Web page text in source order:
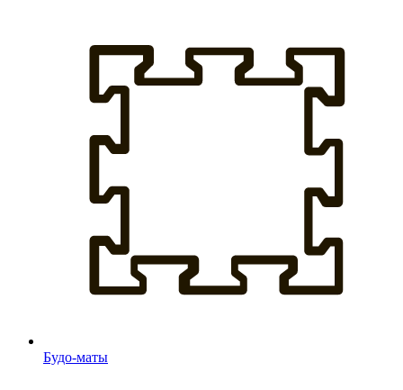
Будо-маты